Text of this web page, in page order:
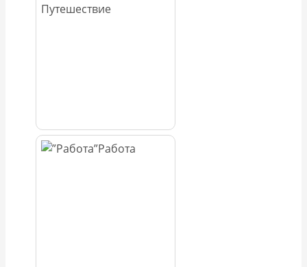
Путешествие
Работа